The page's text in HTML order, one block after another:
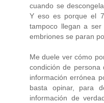
cuando se
Y eso es porque el
tampoco llegan a
embriones se paran
Me duele ver cómo
condición de persona
información errónea
basta opinar, para
información de